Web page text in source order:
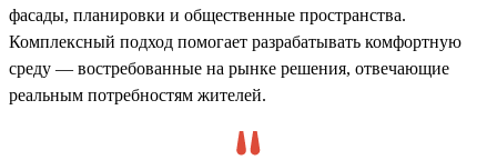
фасады, планировки и общественные пространства.
Комплексный подход помогает разрабатывать комфортную
среду — востребованные на рынке решения, отвечающие
реальным потребностям жителей.